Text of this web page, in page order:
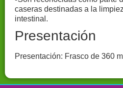
caseras destinadas a la
intestinal.
Presentación
Presentación: Frasco de 360 ml